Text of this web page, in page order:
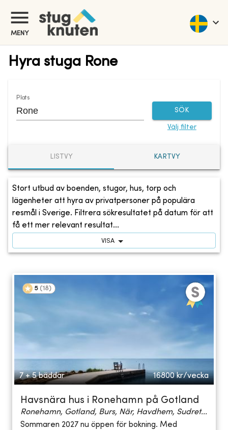
MENY
Hyra stuga Rone
Plats
SÖK
Välj filter
LISTVY KARTVY
Stort utbud av boenden, stugor, hus, torp och
lägenheter att hyra av privatpersoner på populära
resmål i Sverige. Filtrera sökresultatet på datum för att
få ett mer relevant resultat...
VISA
5 (18)
7 + 5 bäddar 16800 kr/vecka
Havsnära hus i Ronehamn på Gotland
Ronehamn, Gotland, Burs, När, Havdhem, Sudret...
Sommaren 2027 nu öppen för bokning. Med